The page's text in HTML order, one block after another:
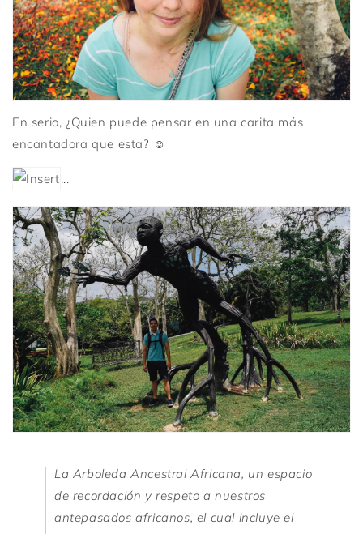
En serio, ¿Quien puede pensar en una carita más
encantadora que esta? ☺
...
La Arboleda Ancestral Africana, un espacio
de recordación y respeto a nuestros
antepasados africanos, el cual incluye el